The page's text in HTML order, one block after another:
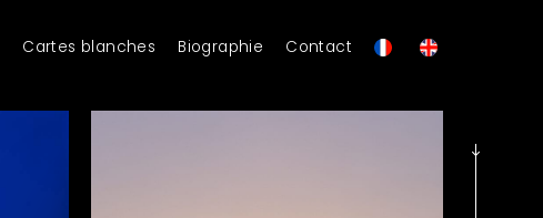
Cartes blanches Biographie Contact